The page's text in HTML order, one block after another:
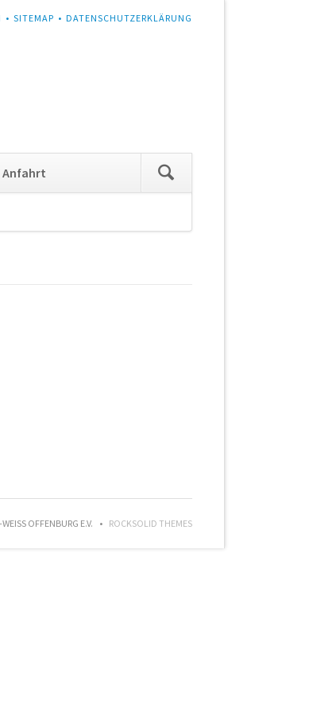
SITEMAP DATENSCHUTZERKLÄRUNG
überspringen
Anfahrt
überspringen
OFFENBURG E.V. ROCKSOLID THEMES